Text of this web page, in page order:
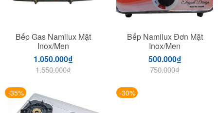
Bếp Gas Namilux Mặt
Inox/men
1.550.000₫
1.050.000₫
Bếp Namilux Đơn Mặt
Inox/Men
750.000₫
500.000₫
-35% -30%